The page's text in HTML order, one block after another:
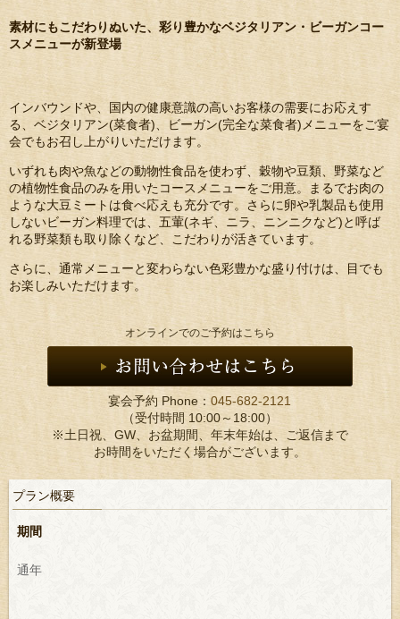
素材にもこだわりぬいた、彩り豊かなベジタリアン・ビーガンコー
スメニューが新登場
インバウンドや、国内の健康意識の高いお客様の需要にお応えす
る、ベジタリアン(菜食者)、ビーガン(完全な菜食者)メニューをご宴
会でもお召し上がりいただけます。
いずれも肉や魚などの動物性食品を使わず、穀物や豆類、野菜など
の植物性食品のみを用いたコースメニューをご用意。まるでお肉の
ような大豆ミートは食べ応えも充分です。さらに卵や乳製品も使用
しないビーガン料理では、五葷(ネギ、ニラ、ニンニクなど)と呼ば
れる野菜類も取り除くなど、こだわりが活きています。
さらに、通常メニューと変わらない色彩豊かな盛り付けは、目でも
お楽しみいただけます。
オンラインでのご予約はこちら
宴会予約 Phone：045-682-2121
（受付時間 10:00～18:00）
※土日祝、GW、お盆期間、年末年始は、ご返信まで
お時間をいただく場合がございます。
プラン概要
期間
通年